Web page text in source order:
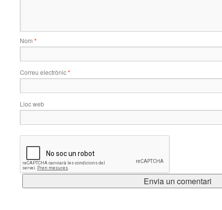
Nom *
Correu electrònic*
Lloc web